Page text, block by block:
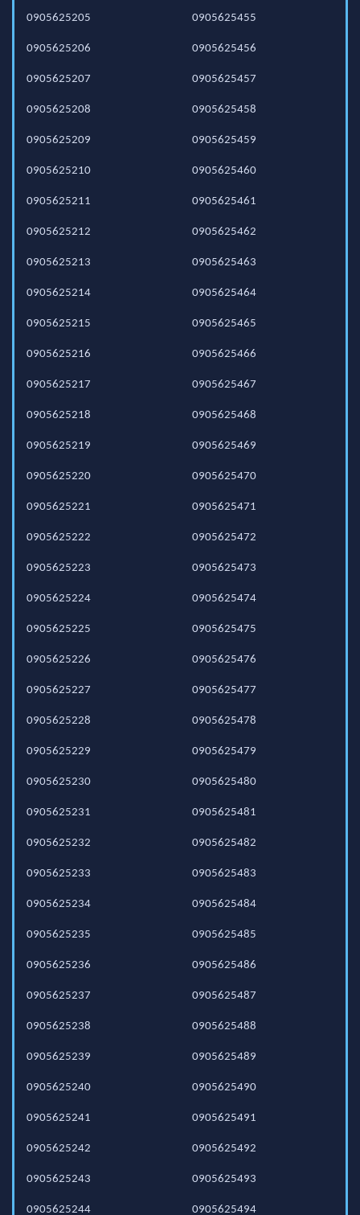
0905625205
0905625206
0905625207
0905625208
0905625209
0905625210
0905625211
0905625212
0905625213
0905625214
0905625215
0905625216
0905625217
0905625218
0905625219
0905625220
0905625221
0905625222
0905625223
0905625224
0905625225
0905625226
0905625227
0905625228
0905625229
0905625230
0905625231
0905625232
0905625233
0905625234
0905625235
0905625236
0905625237
0905625238
0905625239
0905625240
0905625241
0905625242
0905625243
0905625244
0905625455
0905625456
0905625457
0905625458
0905625459
0905625460
0905625461
0905625462
0905625463
0905625464
0905625465
0905625466
0905625467
0905625468
0905625469
0905625470
0905625471
0905625472
0905625473
0905625474
0905625475
0905625476
0905625477
0905625478
0905625479
0905625480
0905625481
0905625482
0905625483
0905625484
0905625485
0905625486
0905625487
0905625488
0905625489
0905625490
0905625491
0905625492
0905625493
0905625494